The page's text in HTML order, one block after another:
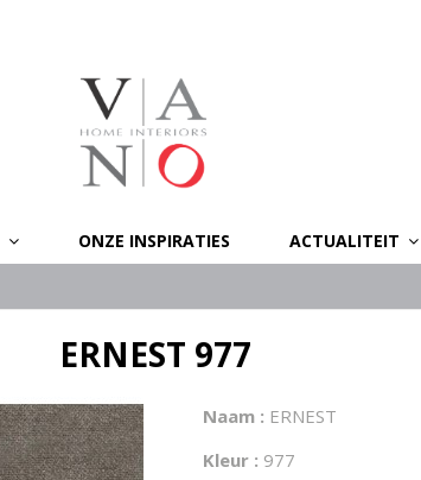
ONZE INSPIRATIES ACTUALITEIT
ERNEST 977
Naam : ERNEST
Kleur : 977